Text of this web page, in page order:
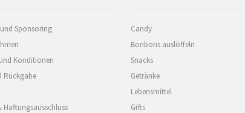
Sponsoring
Konditionen
Rückgabe
Haftungsausschluss
Candy
Bonbons auslöffeln
Snacks
Getränke
Lebensmittel
Gifts